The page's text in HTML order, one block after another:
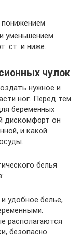
уменьшением
ст. и ниже.
чулок
нужное и
ног. Перед тем
беременных
дискомфорт он
и какой
белья
удобное белье,
располагаются
безопасно